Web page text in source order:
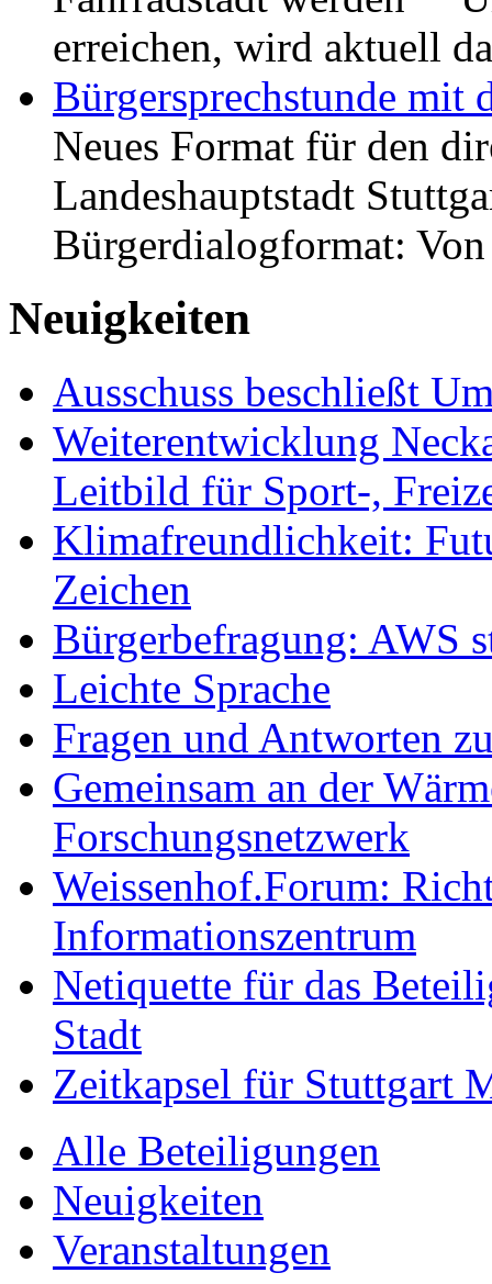
erreichen, wird aktuell
Bürgersprechstunde mit
Neues Format für den
Landeshauptstadt
Bürgerdialogformat:
Neuigkeiten
Ausschuss beschließt
Weiterentwicklung
Leitbild für Sport-,
Klimafreundlichkeit:
Zeichen
Bürgerbefragung: AWS
Leichte Sprache
Fragen und Antworten
Gemeinsam an der
Forschungsnetzwerk
Weissenhof.Forum:
Informationszentrum
Netiquette für das
Stadt
Zeitkapsel für Stuttgart
Alle Beteiligungen
Neuigkeiten
Veranstaltungen